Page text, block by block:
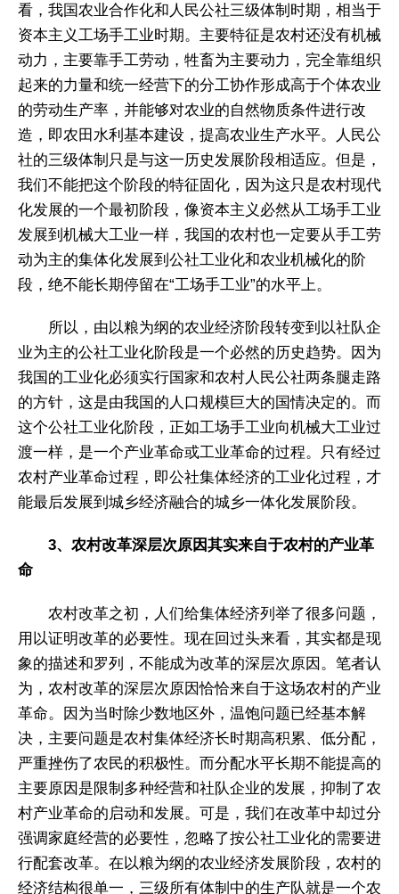
看，我国农业合作化和人民公社三级体制时期，相当于
资本主义工场手工业时期。主要特征是农村还没有机械
动力，主要靠手工劳动，牲畜为主要动力，完全靠组织
起来的力量和统一经营下的分工协作形成高于个体农业
的劳动生产率，并能够对农业的自然物质条件进行改
造，即农田水利基本建设，提高农业生产水平。人民公
社的三级体制只是与这一历史发展阶段相适应。但是，
我们不能把这个阶段的特征固化，因为这只是农村现代
化发展的一个最初阶段，像资本主义必然从工场手工业
发展到机械大工业一样，我国的农村也一定要从手工劳
动为主的集体化发展到公社工业化和农业机械化的阶
段，绝不能长期停留在“工场手工业”的水平上。
所以，由以粮为纲的农业经济阶段转变到以社队企
业为主的公社工业化阶段是一个必然的历史趋势。因为
我国的工业化必须实行国家和农村人民公社两条腿走路
的方针，这是由我国的人口规模巨大的国情决定的。而
这个公社工业化阶段，正如工场手工业向机械大工业过
渡一样，是一个产业革命或工业革命的过程。只有经过
农村产业革命过程，即公社集体经济的工业化过程，才
能最后发展到城乡经济融合的城乡一体化发展阶段。
3、农村改革深层次原因其实来自于农村的产业革
命
农村改革之初，人们给集体经济列举了很多问题，
用以证明改革的必要性。现在回过头来看，其实都是现
象的描述和罗列，不能成为改革的深层次原因。笔者认
为，农村改革的深层次原因恰恰来自于这场农村的产业
革命。因为当时除少数地区外，温饱问题已经基本解
决，主要问题是农村集体经济长时期高积累、低分配，
严重挫伤了农民的积极性。而分配水平长期不能提高的
主要原因是限制多种经营和社队企业的发展，抑制了农
村产业革命的启动和发展。可是，我们在改革中却过分
强调家庭经营的必要性，忽略了按公社工业化的需要进
行配套改革。在以粮为纲的农业经济发展阶段，农村的
经济结构很单一，三级所有体制中的生产队就是一个农